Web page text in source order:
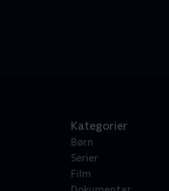
Kategorier
Børn
Serier
Film